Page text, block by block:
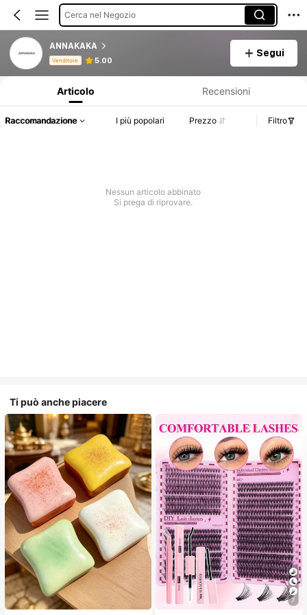
Cerca nel Negozio
ANNAKAKA
Venditore 5.00
Segui
Articolo Recensioni
Raccomandazione I più popolari Prezzo Filtro
Nessun articolo abbinato
Si prega di riprovare.
Ti può anche piacere
7